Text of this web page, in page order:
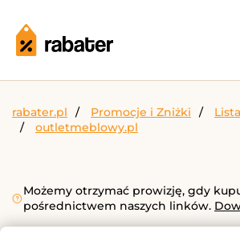
rabater.pl Promocje i Zniżki
outletmeblowy.pl
Możemy otrzymać prowizję, gdy
pośrednictwem naszych linków.